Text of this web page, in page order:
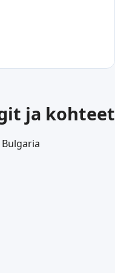
ja kohteet